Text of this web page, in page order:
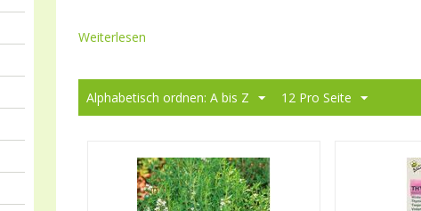
Weiterlesen
Alphabetisch ordnen: A bis Z 12 Pro Seite